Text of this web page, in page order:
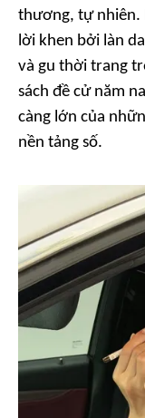
thương, tự nhiên.
lời khen bởi làn
và gu thời trang
sách đề cử năm
càng lớn của
nền tảng số.